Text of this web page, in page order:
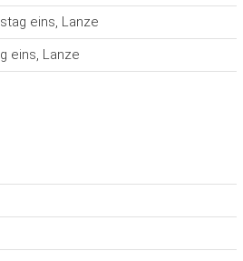
eins, Lanze
eins, Lanze